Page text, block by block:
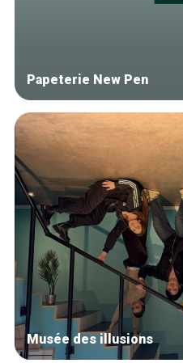
Papeterie New Pen
Musée des illusions